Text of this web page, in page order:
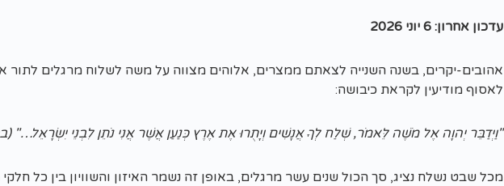
עדכון אחרון: 6 יוני 2026
אהובים-יקרים, בשנה השנייה לצאתם ממצרים, אלוהים מצווה על משה לשלוח מרגלים לתור
לאסוף מודיעין לקראת כיבושה:
"וַיְדַבֵּר יְהוָה אֶל מֹשֶׁה לֵּאמֹר, שְׁלַח לְךָ אֲנָשִׁים וְיָתֻרוּ אֶת אֶרֶץ כְּנַעַן אֲשֶׁר אֲנִי נֹתֵן לִבְנֵי יִשְׂרָאֵל…"
מכל שבט נשלח נציג, סך הכול שנים עשר מרגלים, באופן זה נשמר האיזון והשוויון בין כל